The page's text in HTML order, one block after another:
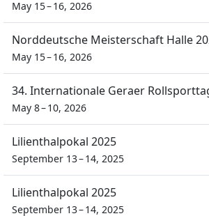
May 15 – 16, 2026
Norddeutsche Meisterschaft Halle
May 15 – 16, 2026
34. Internationale Geraer
May 8 – 10, 2026
Lilienthalpokal 2025
September 13 – 14, 2025
Lilienthalpokal 2025
September 13 – 14, 2025